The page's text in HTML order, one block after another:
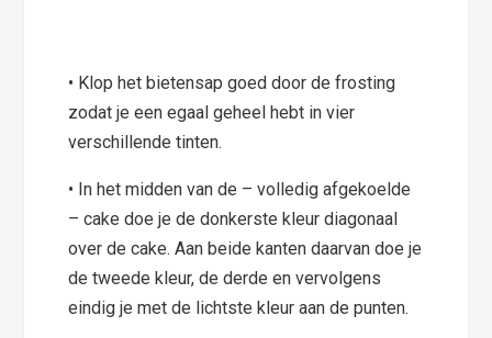
• Klop het bietensap goed door de frosting
zodat je een egaal geheel hebt in vier
verschillende tinten.
• In het midden van de – volledig afgekoelde
– cake doe je de donkerste kleur diagonaal
over de cake. Aan beide kanten daarvan doe je
de tweede kleur, de derde en vervolgens
eindig je met de lichtste kleur aan de punten.